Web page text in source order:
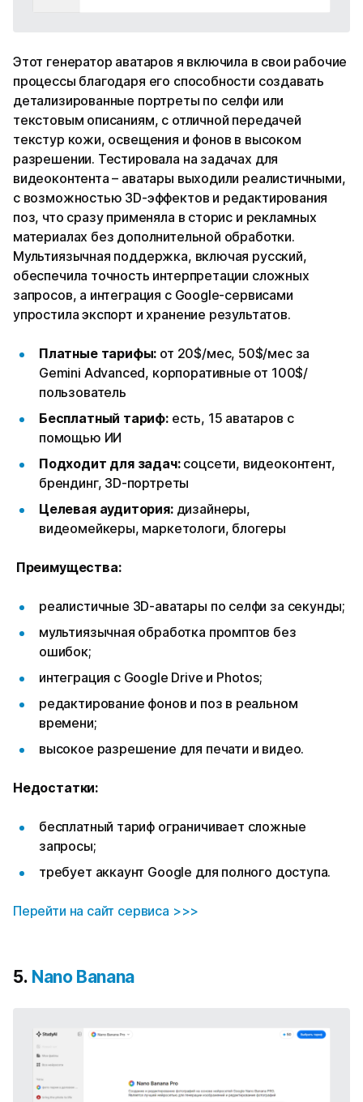
Этот генератор аватаров я включила в свои рабочие
процессы благодаря его способности создавать
детализированные портреты по селфи или
текстовым описаниям, с отличной передачей
текстур кожи, освещения и фонов в высоком
разрешении. Тестировала на задачах для
видеоконтента – аватары выходили реалистичными,
с возможностью 3D-эффектов и редактирования
поз, что сразу применяла в сторис и рекламных
материалах без дополнительной обработки.
Мультиязычная поддержка, включая русский,
обеспечила точность интерпретации сложных
запросов, а интеграция с Google-сервисами
упростила экспорт и хранение результатов.
Платные тарифы: от 20$/мес, 50$/мес за
Gemini Advanced, корпоративные от 100$/
пользователь
Бесплатный тариф:есть, 15 аватаров с
помощью ИИ
Подходит для задач:соцсети, видеоконтент,
брендинг, 3D-портреты
Целевая аудитория:дизайнеры,
видеомейкеры, маркетологи, блогеры
Преимущества:
реалистичные 3D-аватары по селфи за секунды;
мультиязычная обработка промптов без
ошибок;
интеграция с Google Drive и Photos;
редактирование фонов и поз в реальном
времени;
высокое разрешение для печати и видео.
Недостатки:
бесплатный тариф ограничивает сложные
запросы;
требует аккаунт Google для полного доступа.
Перейти на сайт сервиса >>>
5. Nano Banana